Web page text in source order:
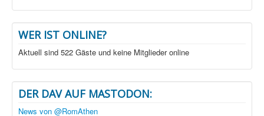
WER IST ONLINE?
Aktuell sind 522 Gäste und keine Mitglieder online
DER DAV AUF MASTODON:
News von @RomAthen